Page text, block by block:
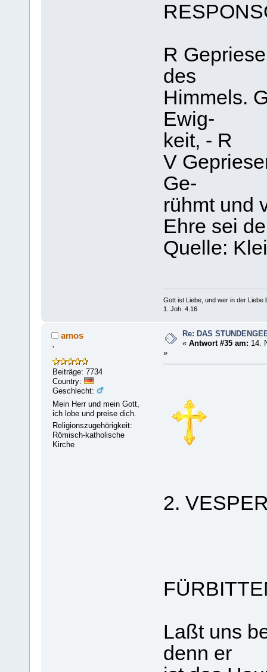
R
des
Himmels.
Ewig-
keit, - R
V
Ge-
rühmt und
Ehre sei
Quelle:
Gott ist Liebe, und wer in der Liebe
1. Joh. 4.16
amos
'
Beiträge: 7734
Country:
Geschlecht:
Mein Herr und mein Gott,
ich lobe und preise dich.
Religionszugehörigkeit:
Römisch-katholische
Kirche
Re: DAS
«Antwort #35 am: 14.
»
2.
Laßt uns
denn er